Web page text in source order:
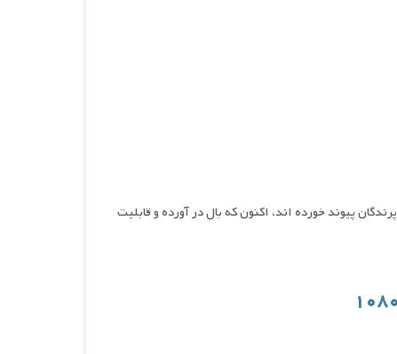
خلاصه داستان فیلم Maximum Ride 2016 : شش نوجوان که در دوران کودکی با DNA پرندگان پیوند خورده اند، اکنون که بال در آورده و قابلیت